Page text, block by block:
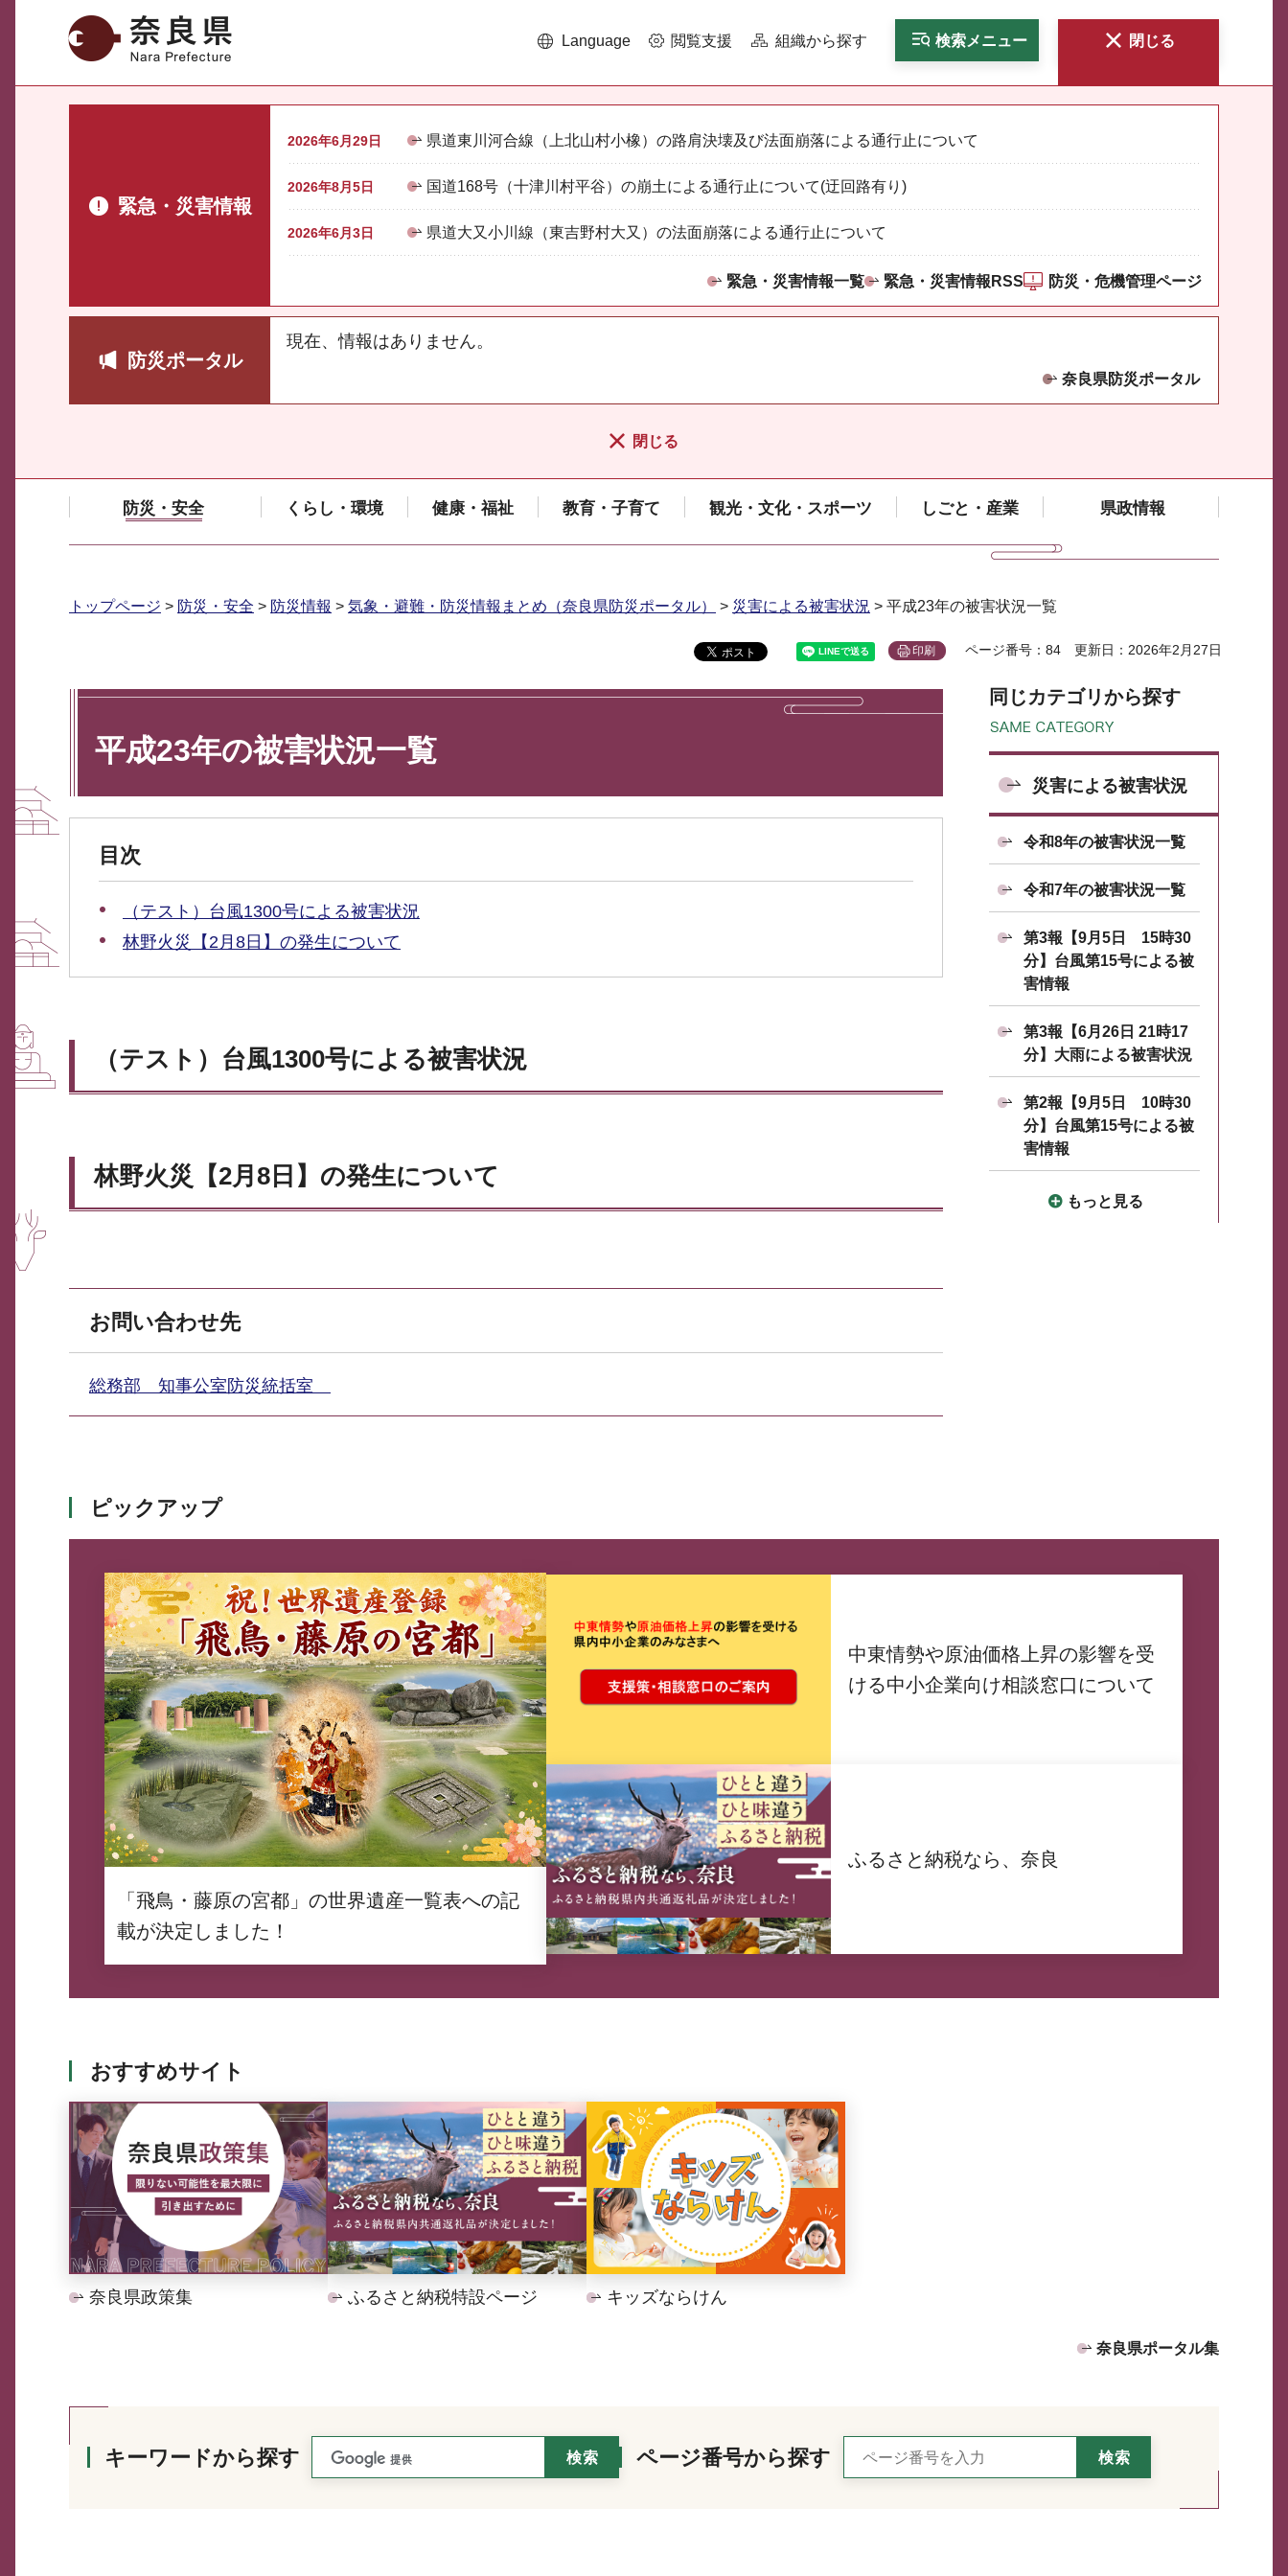
奈良県 Language 閲覧支援 組織から探す 検索メニュー 閉じる
緊急・災害情報
2026年6月29日 県道東川河合線（上北山村小橡）の路肩決壊及び法面崩落による通行止について
2026年8月5日 国道168号（十津川村平谷）の崩土による通行止について(迂回路有り)
2026年6月3日 県道大又小川線（東吉野村大又）の法面崩落による通行止について
緊急・災害情報一覧 緊急・災害情報RSS 防災・危機管理ページ
防災ポータル
現在、情報はありません。
奈良県防災ポータル
閉じる
防災・安全 くらし・環境 健康・福祉 教育・子育て 観光・文化・スポーツ しごと・産業 県政情報
トップページ > 防災・安全 > 防災情報 > 気象・避難・防災情報まとめ（奈良県防災ポータル） > 災害による被害状況 > 平成23年の被害状況一覧
印刷 ページ番号：84 更新日：2026年2月27日
平成23年の被害状況一覧
目次
（テスト）台風1300号による被害状況
林野火災【2月8日】の発生について
（テスト）台風1300号による被害状況
林野火災【2月8日】の発生について
お問い合わせ先
総務部 知事公室防災統括室
同じカテゴリから探す
災害による被害状況
令和8年の被害状況一覧
令和7年の被害状況一覧
第3報【9月5日 15時30
分】台風第15号による被
害情報
第3報【6月26日 21時17
分】大雨による被害状況
第2報【9月5日 10時30
分】台風第15号による被
害情報
もっと見る
ピックアップ
「飛鳥・藤原の宮都」の世界遺産一覧表への記
載が決定しました！
中東情勢や原油価格上昇の影響を受
ける中小企業向け相談窓口について
ふるさと納税なら、奈良
おすすめサイト
奈良県政策集 ふるさと納税特設ページ キッズならけん
奈良県ポータル集
キーワードから探す ページ番号から探す